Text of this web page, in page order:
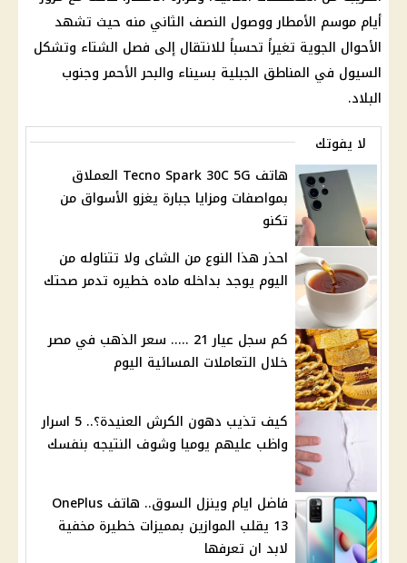
أيام موسم الأمطار ووصول النصف الثاني منه حيث تشهد
الأحوال الجوية تغيراً تحسباً للانتقال إلى فصل الشتاء وتشكل
السيول في المناطق الجبلية بسيناء والبحر الأحمر وجنوب
البلاد.
لا يفوتك
هاتف Tecno Spark 30C 5G العملاق
بمواصفات ومزايا جبارة يغزو الأسواق من
تكنو
احذر هذا النوع من الشاى ولا تتناوله من
اليوم يوجد بداخله ماده خطيره تدمر صحتك
كم سجل عيار 21 ..... سعر الذهب في مصر
خلال التعاملات المسائية اليوم
كيف تذيب دهون الكرش العنيدة؟.. 5 اسرار
واظب عليهم يوميا وشوف النتيجه بنفسك
فاضل ايام وينزل السوق.. هاتف OnePlus
13 يقلب الموازين بمميزات خطيرة مخفية
لابد ان تعرفها